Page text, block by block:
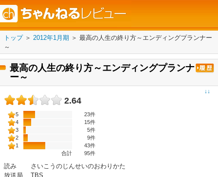
トップ＞ 2012年1月期 ＞ 最高の人生の終り方～エンディングプランナー
～
最高の人生の終り方～エンディングプランナ
ー～
↓↓
2.64
5
23件
4
15件
3
5件
2
9件
1
43件
合計
95件
読み
さいこうのじんせいのおわりかた
放送局
TBS